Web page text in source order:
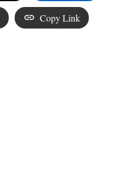
Copy Link